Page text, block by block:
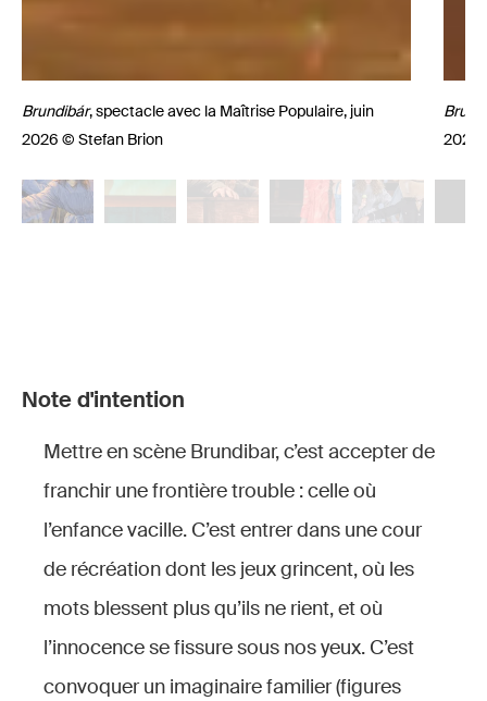
Brundibár, spectacle avec la Maîtrise Populaire, juin
2026 © Stefan Brion
2026
spectacle
avec la
Maîtrise
2026 ©
Stefan
Brion
spectacle
avec la
Maîtrise
2026 ©
Stefan
Brion
spectacle
avec la
Maîtrise
2026 ©
Stefan
Brion
spectacle
avec la
Maîtrise
juin
2026 ©
Stefan
Brion
spectacle
avec la
juin
2026 ©
Stefan
Brion
Note d'intention
Mettre en scène Brundibar, c’est accepter de
franchir une frontière trouble : celle où
l’enfance vacille. C’est entrer dans une cour
de récréation dont les jeux grincent, où les
mots blessent plus qu’ils ne rient, et où
l’innocence se fissure sous nos yeux. C’est
convoquer un imaginaire familier (figures